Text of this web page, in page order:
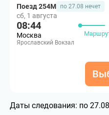
Поезд 254М по 27.08 нечет
сб, 1 августа
08:44
Москва
Ярославский Вокзал
Даты следования: по